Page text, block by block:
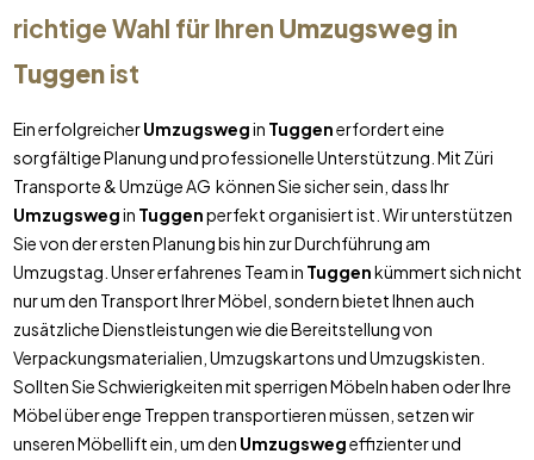
richtige Wahl für Ihren Umzugsweg in
Tuggenist
Ein erfolgreicherUmzugswegin Tuggenerfordert eine
sorgfältige Planung und professionelle Unterstützung. Mit Züri
Transporte & Umzüge AG können Sie sicher sein, dass Ihr
Umzugswegin Tuggenperfekt organisiert ist. Wir unterstützen
Sie von der ersten Planung bis hin zur Durchführung am
Umzugstag. Unser erfahrenes Team in Tuggenkümmert sich nicht
nur um den Transport Ihrer Möbel, sondern bietet Ihnen auch
zusätzliche Dienstleistungen wie die Bereitstellung von
Verpackungsmaterialien, Umzugskartons und Umzugskisten.
Sollten Sie Schwierigkeiten mit sperrigen Möbeln haben oder Ihre
Möbel über enge Treppen transportieren müssen, setzen wir
unseren Möbellift ein, um den Umzugswegeffizienter und